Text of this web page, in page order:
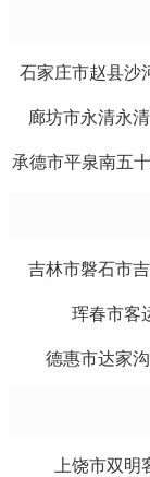
石家庄市赵县沙
廊坊市永清永
吉林市磐石市
珲春市客
德惠市达家
上饶市双明